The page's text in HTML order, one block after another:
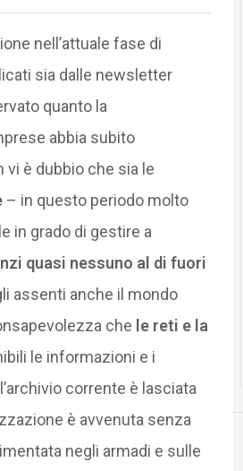
nell’attuale fase di
sia dalle newsletter
quanto la
abbia subito
è dubbio che sia le
– in questo periodo molto
in grado di gestire a
quasi nessuno al di fuori
assenti anche il mondo
che le reti e la
le informazioni e i
corrente è lasciata
è avvenuta senza
negli armadi e sulle